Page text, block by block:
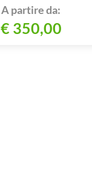
A partire da:
€ 350,00